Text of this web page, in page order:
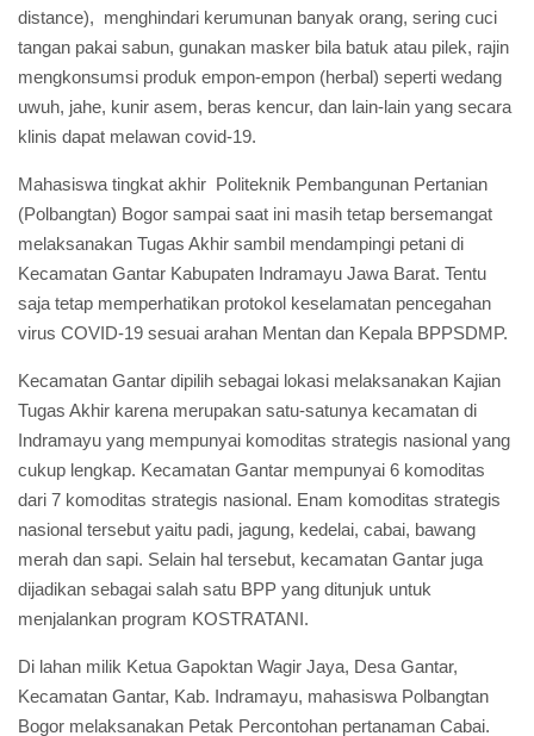
distance), menghindari kerumunan banyak orang, sering cuci
tangan pakai sabun, gunakan masker bila batuk atau pilek, rajin
mengkonsumsi produk empon-empon (herbal) seperti wedang
uwuh, jahe, kunir asem, beras kencur, dan lain-lain yang secara
klinis dapat melawan covid-19.
Mahasiswa tingkat akhir Politeknik Pembangunan Pertanian
(Polbangtan) Bogor sampai saat ini masih tetap bersemangat
melaksanakan Tugas Akhir sambil mendampingi petani di
Kecamatan Gantar Kabupaten Indramayu Jawa Barat. Tentu
saja tetap memperhatikan protokol keselamatan pencegahan
virus COVID-19 sesuai arahan Mentan dan Kepala BPPSDMP.
Kecamatan Gantar dipilih sebagai lokasi melaksanakan Kajian
Tugas Akhir karena merupakan satu-satunya kecamatan di
Indramayu yang mempunyai komoditas strategis nasional yang
cukup lengkap. Kecamatan Gantar mempunyai 6 komoditas
dari 7 komoditas strategis nasional. Enam komoditas strategis
nasional tersebut yaitu padi, jagung, kedelai, cabai, bawang
merah dan sapi. Selain hal tersebut, kecamatan Gantar juga
dijadikan sebagai salah satu BPP yang ditunjuk untuk
menjalankan program KOSTRATANI.
Di lahan milik Ketua Gapoktan Wagir Jaya, Desa Gantar,
Kecamatan Gantar, Kab. Indramayu, mahasiswa Polbangtan
Bogor melaksanakan Petak Percontohan pertanaman Cabai.